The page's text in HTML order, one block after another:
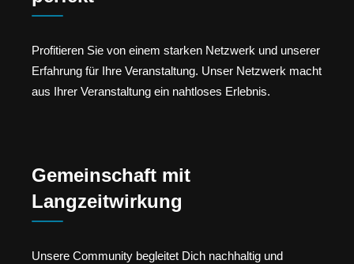
Profitieren Sie von einem starken Netzwerk und unserer
Erfahrung für Ihre Veranstaltung. Unser Netzwerk macht
aus Ihrer Veranstaltung ein nahtloses Erlebnis.
Gemeinschaft mit
Langzeitwirkung
Unsere Community begleitet Dich nachhaltig und